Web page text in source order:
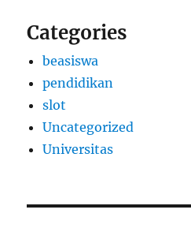
Categories
beasiswa
pendidikan
slot
Uncategorized
Universitas